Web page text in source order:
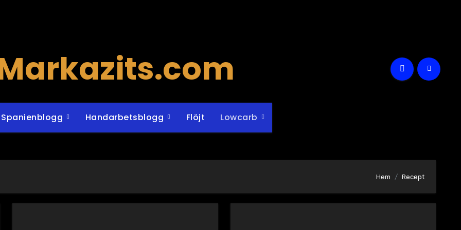
Spanienblogg Handarbetsblogg Flöjt Lowcarb
Hem Recept